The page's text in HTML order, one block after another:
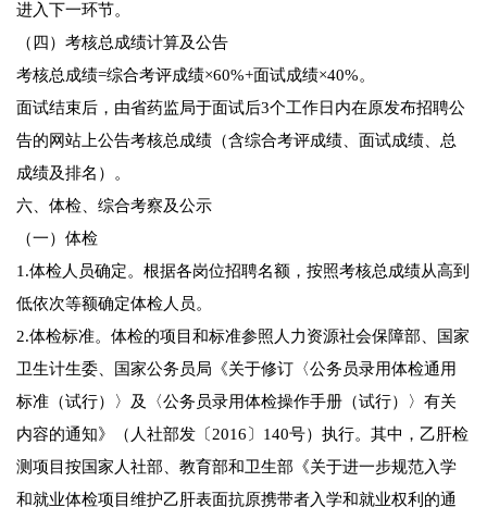
进入下一环节。
（四）考核总成绩计算及公告
考核总成绩=综合考评成绩×60%+面试成绩×40%。
面试结束后，由省药监局于面试后3个工作日内在原发布招聘公
告的网站上公告考核总成绩（含综合考评成绩、面试成绩、总
成绩及排名）。
六、体检、综合考察及公示
（一）体检
1.体检人员确定。根据各岗位招聘名额，按照考核总成绩从高到
低依次等额确定体检人员。
2.体检标准。体检的项目和标准参照人力资源社会保障部、国家
卫生计生委、国家公务员局《关于修订〈公务员录用体检通用
标准（试行）〉及〈公务员录用体检操作手册（试行）〉有关
内容的通知》（人社部发〔2016〕140号）执行。其中，乙肝检
测项目按国家人社部、教育部和卫生部《关于进一步规范入学
和就业体检项目维护乙肝表面抗原携带者入学和就业权利的通